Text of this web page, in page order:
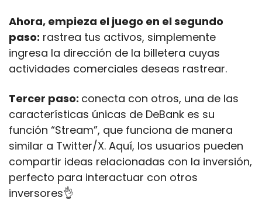
Ahora, empieza el juego en el segundo
paso: rastrea tus activos, simplemente
ingresa la dirección de la billetera cuyas
actividades comerciales deseas rastrear.
Tercer paso: conecta con otros, una de las
características únicas de DeBank es su
función “Stream”, que funciona de manera
similar a Twitter/X. Aquí, los usuarios pueden
compartir ideas relacionadas con la inversión,
perfecto para interactuar con otros
inversores👌